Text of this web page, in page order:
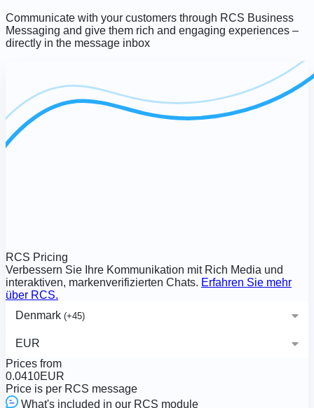
Communicate with your customers through RCS Business
Messaging and give them rich and engaging experiences –
directly in the message inbox
RCS Pricing
Verbessern Sie Ihre Kommunikation mit Rich Media und
interaktiven, markenverifizierten Chats. Erfahren Sie mehr
über RCS.
Denmark (+45)
Denmark
EUR
EUR
Euro
Prices from
0.0410EUR
Price is per RCS message
What's included in our RCS module